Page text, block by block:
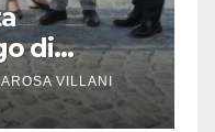
di
VILLANI